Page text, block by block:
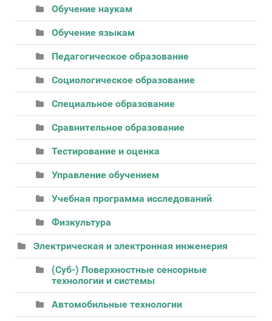
Обучение наукам
Обучение языкам
Педагогическое образование
Социологическое образование
Специальное образование
Сравнительное образование
Тестирование и оценка
Управление обучением
Учебная программа исследований
Физкультура
Электрическая и электронная инженерия
(Суб-) Поверхностные сенсорные
технологии и системы
Автомобильные технологии